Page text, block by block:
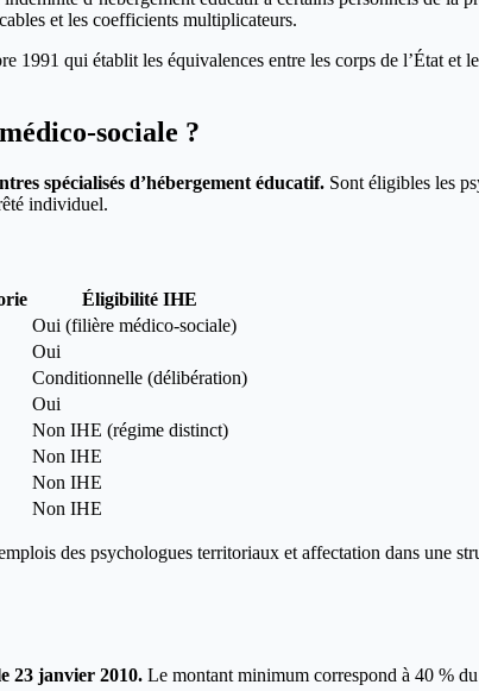
et les coefficients multiplicateurs.
1991 qui établit les équivalences entre les corps de l’État
sociale ?
spécialisés d’hébergement éducatif. Sont éligibles les
individuel.
Éligibilité IHE
Oui (filière médico-sociale)
Oui
Conditionnelle (délibération)
Oui
Non IHE (régime distinct)
Non IHE
Non IHE
Non IHE
des psychologues territoriaux et affectation dans une
23 janvier 2010. Le montant minimum correspond à 40 %